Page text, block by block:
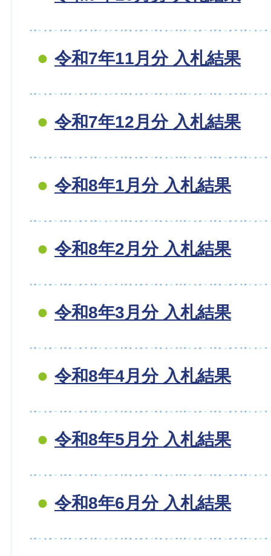
令和7年11月分 入札結果
令和7年12月分 入札結果
令和8年1月分 入札結果
令和8年2月分 入札結果
令和8年3月分 入札結果
令和8年4月分 入札結果
令和8年5月分 入札結果
令和8年6月分 入札結果